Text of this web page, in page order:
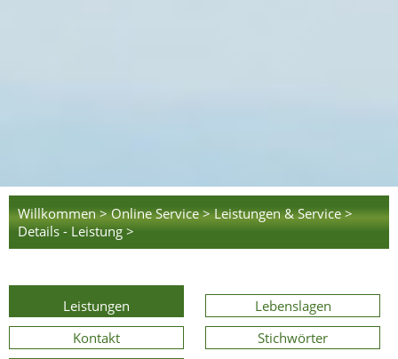
Willkommen > Online Service > Leistungen & Service >
Details - Leistung >
Leistungen
Lebenslagen
Kontakt
Stichwörter